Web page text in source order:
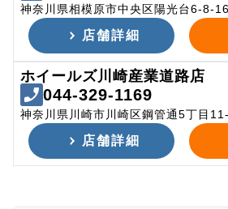
神奈川県相模原市中央区陽光台6-8-16
店舗詳細
ホイールズ川崎産業道路店
044-329-1169
神奈川県川崎市川崎区鋼管通5丁目
店舗詳細